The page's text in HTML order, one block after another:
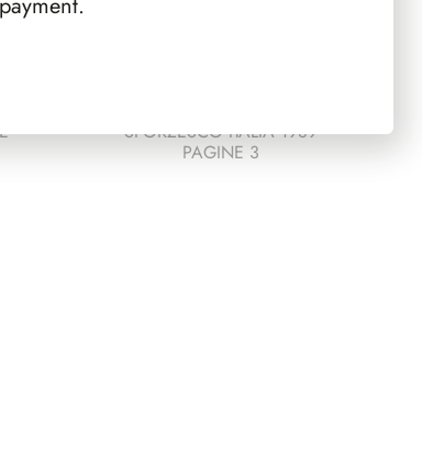
SFORZESCO ITALIA 1989
PAGINE 3